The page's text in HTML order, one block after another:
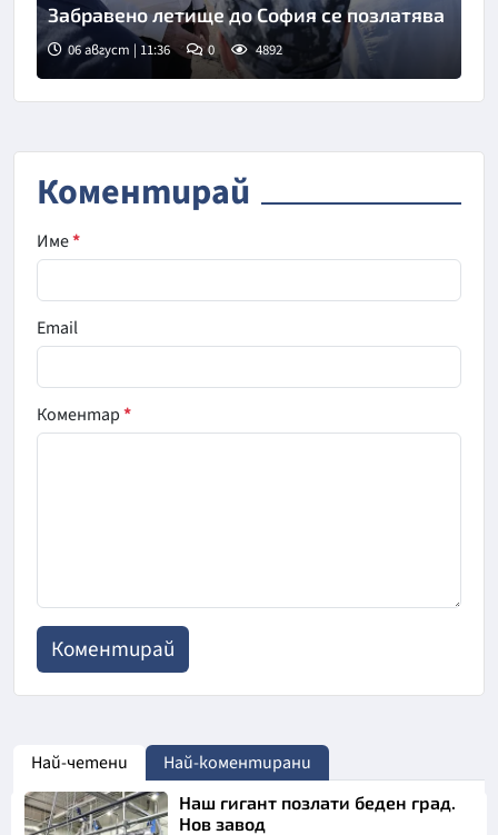
Забравено летище до София се позлатява
06 август | 11:36 0 4892
Коментирай
Име*
Email
Коментар*
Най-четени Най-коментирани
Наш гигант позлати беден град.
Нов завод